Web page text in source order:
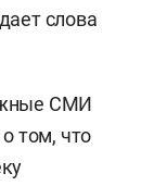
слова
СМИ
том, что